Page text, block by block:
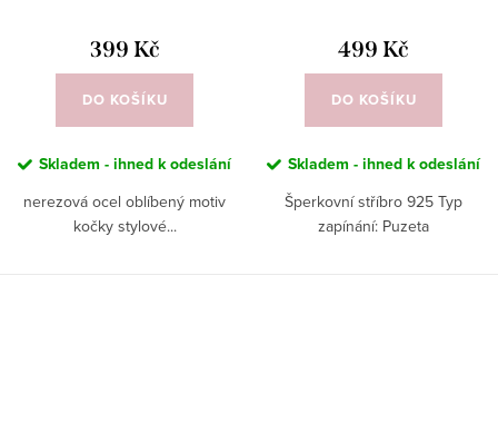
399 Kč
DO KOŠÍKU
Skladem - ihned k odeslání
nerezová ocel oblíbený motiv
kočky stylové...
499 Kč
DO KOŠÍKU
Skladem - ihned k odeslání
Šperkovní stříbro 925 Typ
zapínání: Puzeta